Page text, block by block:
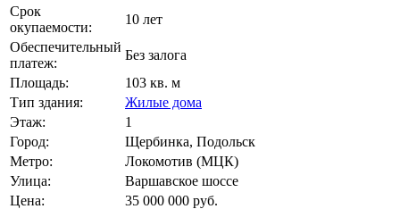
Срок
окупаемости:
10 лет
Обеспечительный
платеж:
Без залога
Площадь:
103 кв. м
Тип здания:
Жилые дома
Этаж:
1
Город:
Щербинка, Подольск
Метро:
Локомотив (МЦК)
Улица:
Варшавское шоссе
Цена:
35 000 000 руб.